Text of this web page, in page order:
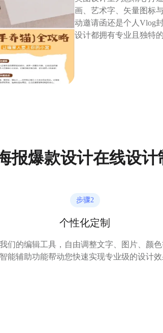
画、艺术字、矢量图标
动邀请函还是个人Vlog
设计都拥有专业且独特
报爆款设计在线设计
步骤2
个性化定制
们的编辑工具，自由调整文字、图片、颜
能辅助功能帮动您快速实现专业级的设计效